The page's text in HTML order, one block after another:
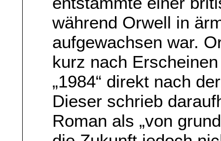
während Orwell in
aufgewachsen war.
kurz nach
„1984“ direkt nach
Dieser schrieb
Roman als „von